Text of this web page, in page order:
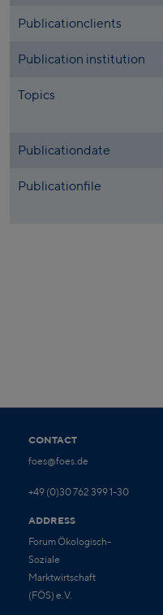
Publicationclients
Publication institution
Topics
Publicationdate
Publicationfile
CONTACT
foes@foes.de
+49 (0)30 762 399 1-30
ADDRESS
Forum Ökologisch-
Soziale
Marktwirtschaft
(FÖS) e.V.